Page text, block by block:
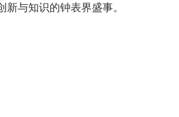
新与知识的钟表界盛事。